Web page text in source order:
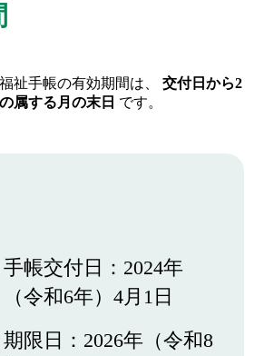
祉手帳の有効期間は、 交付日から2
属する月の末日 です。
手帳交付日：2024年
（令和6年）4月1日
期限日：2026年（令和8